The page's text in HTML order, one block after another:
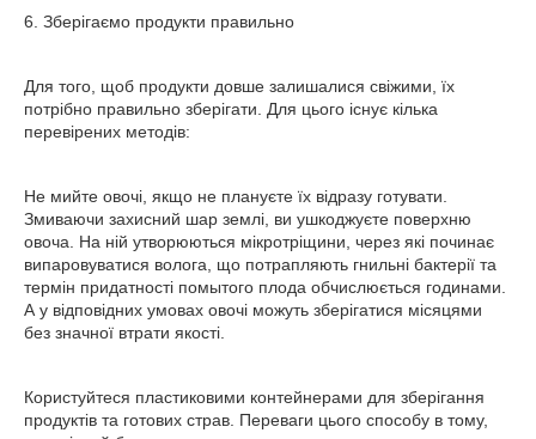
6. Зберігаємо продукти правильно
Для того, щоб продукти довше залишалися свіжими, їх
потрібно правильно зберігати. Для цього існує кілька
перевірених методів:
Не мийте овочі, якщо не плануєте їх відразу готувати.
Змиваючи захисний шар землі, ви ушкоджуєте поверхню
овоча. На ній утворюються мікротріщини, через які починає
випаровуватися волога, що потрапляють гнильні бактерії та
термін придатності помытого плода обчислюється годинами.
А у відповідних умовах овочі можуть зберігатися місяцями
без значної втрати якості.
Користуйтеся пластиковими контейнерами для зберігання
продуктів та готових страв. Переваги цього способу в тому,